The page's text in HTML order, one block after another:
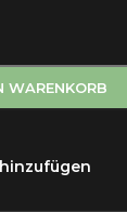
WARENKORB